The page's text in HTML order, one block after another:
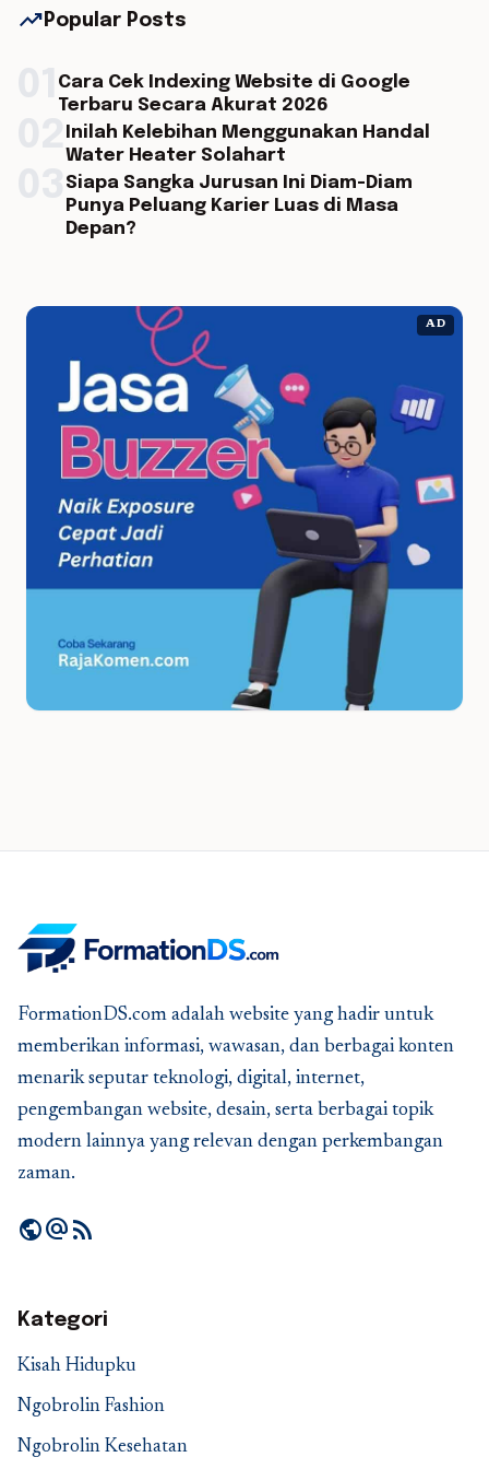
trending_up Popular Posts
Cara Cek Indexing Website di Google
Terbaru Secara Akurat 2026
Inilah Kelebihan Menggunakan Handal
Water Heater Solahart
Siapa Sangka Jurusan Ini Diam-Diam
Punya Peluang Karier Luas di Masa
Depan?
AD
FormationDS.com adalah website yang hadir untuk
memberikan informasi, wawasan, dan berbagai konten
menarik seputar teknologi, digital, internet,
pengembangan website, desain, serta berbagai topik
modern lainnya yang relevan dengan perkembangan
zaman.
publicalternate_emailrss_feed
Kategori
Kisah Hidupku
Ngobrolin Fashion
Ngobrolin Kesehatan